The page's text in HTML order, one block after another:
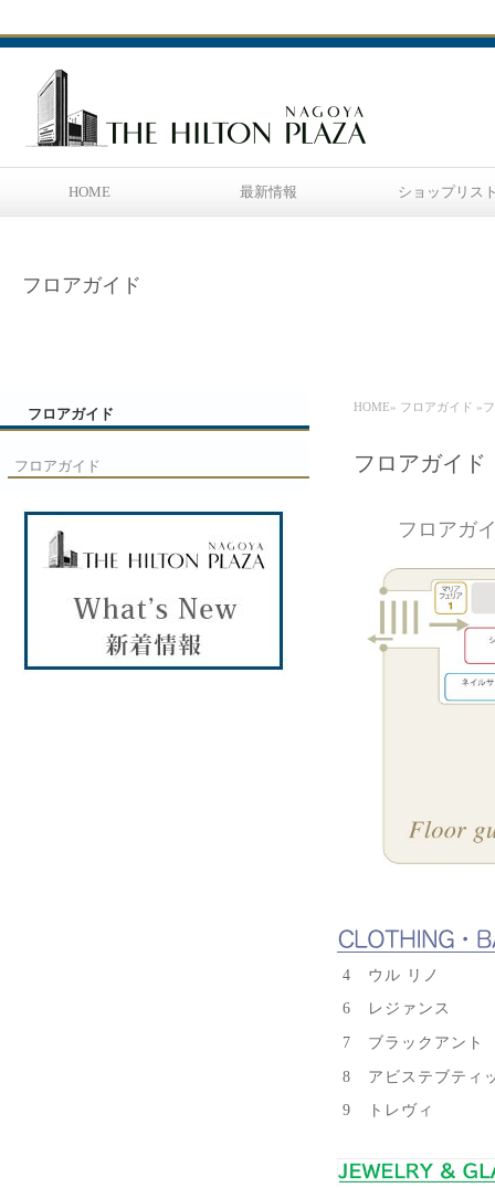
HOME 最新情報 ショップリス
フロアガイド
HOME» フロアガイド »
フロアガイド
フロアガ
4 ウル リノ
6 レジァンス
7 ブラックアント
8 アビステブティ
9 トレヴィ
フロアガイド
フロアガイド